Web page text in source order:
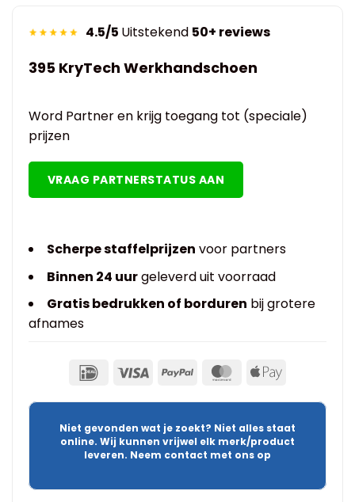
4.5/5 Uitstekend 50+ reviews
395 KryTech Werkhandschoen
Word Partner en krijg toegang tot (speciale)
prijzen
VRAAG PARTNERSTATUS AAN
Scherpe staffelprijzen voor partners
Binnen 24 uurgeleverd uit voorraad
Gratis bedrukken of borduren bij grotere
afnames
Niet gevonden wat je zoekt? Niet alles staat
online. Wij kunnen vrijwel elk merk/product
leveren. Neem contact met ons op